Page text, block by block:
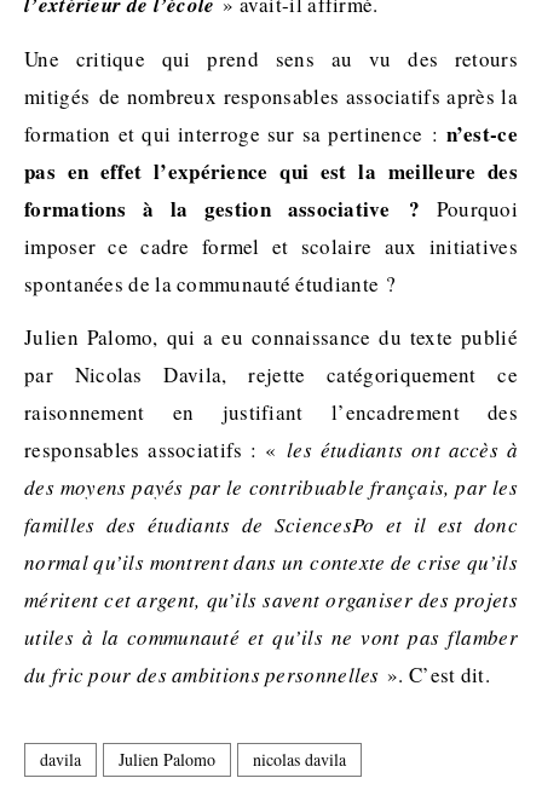
Une critique qui prend sens au vu des retours
mitigés de nombreux responsables associatifs après la
formation et qui interroge sur sa pertinence : n’est-ce
pas en effet l’expérience qui est la meilleure des
formations à la gestion associative ? Pourquoi
imposer ce cadre formel et scolaire aux initiatives
spontanées de la communauté étudiante ?
Julien Palomo, qui a eu connaissance du texte publié
par Nicolas Davila, rejette catégoriquement ce
raisonnement en justifiant l’encadrement des
responsables associatifs : « les étudiants ont accès à
des moyens payés par le contribuable français, par les
familles des étudiants de SciencesPo et il est donc
normal qu’ils montrent dans un contexte de crise qu’ils
méritent cet argent, qu’ils savent organiser des projets
utiles à la communauté et qu’ils ne vont pas flamber
du fric pour des ambitions personnelles ». C’est dit.
davila Julien Palomo nicolas davila